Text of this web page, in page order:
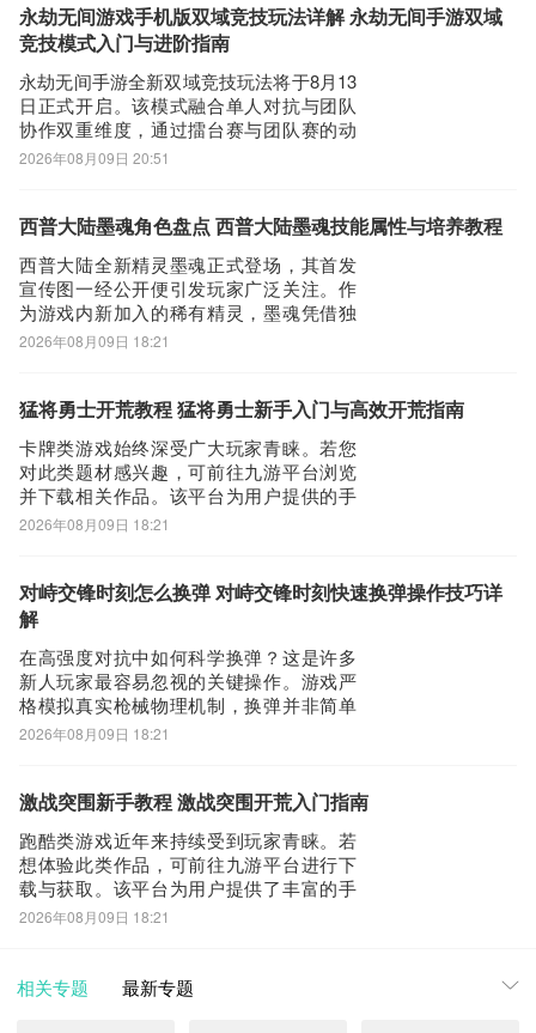
设定中，她担任模拟战区导览员，言行热
情主动，具备强烈的责任感与协作意识，
契合其技能
永劫无间游戏手机版双域竞技玩法详解 永劫无间手游双域
竞技模式入门与进阶指南
永劫无间手游全新双域竞技玩法将于8月13
日正式开启。该模式融合单人对抗与团队
协作双重维度，通过擂台赛与团队赛的动
态衔接，全面考验玩家的操作精度、战术
户端——作为国内主流游戏分发平台之
五折等专属
2026年08月09日 20:51
西普大陆墨魂角色盘点 西普大陆墨魂技能属性与培养教程
西普大陆全新精灵墨魂正式登场，其首发
宣传图一经公开便引发玩家广泛关注。作
为游戏内新加入的稀有精灵，墨魂凭借独
特的背景设定与扎实的战斗机制迅速成为
阿里巴巴灵犀互娱旗下产品，具备稳定服
员，享代金
2026年08月09日 18:21
猛将勇士开荒教程 猛将勇士新手入门与高效开荒指南
卡牌类游戏始终深受广大玩家青睐。若您
对此类题材感兴趣，可前往九游平台浏览
并下载相关作品。该平台为用户提供的手
游福利较为丰富，且作为阿里巴巴灵犀互
更新。以下将为您详解《猛将勇士》新手
开荒阶段的核心策略。尽管不少玩家对该
作有所耳闻，
2026年08月09日 18:21
对峙交锋时刻怎么换弹 对峙交锋时刻快速换弹操作技巧详
解
在高强度对抗中如何科学换弹？这是许多
新人玩家最容易忽视的关键操作。游戏严
格模拟真实枪械物理机制，换弹并非简单
按键触发，而是一套需要预判、观察与决
作的玩家，可前往九游app获取首发资格及
利平台，
2026年08月09日 18:21
激战突围新手教程 激战突围开荒入门指南
跑酷类游戏近年来持续受到玩家青睐。若
想体验此类作品，可前往九游平台进行下
载与获取。该平台为用户提供了丰富的手
游福利资源，当前正开放限时礼包领取通
的新作，公开信息相对有限。从已释出的
2026年08月09日 18:21
相关专题 最新专题